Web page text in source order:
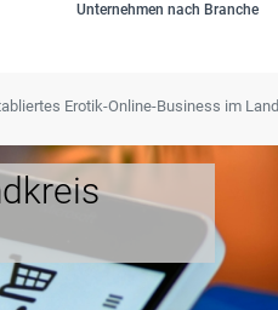
Unternehmen nach Branche
Erotik-Online-Business im